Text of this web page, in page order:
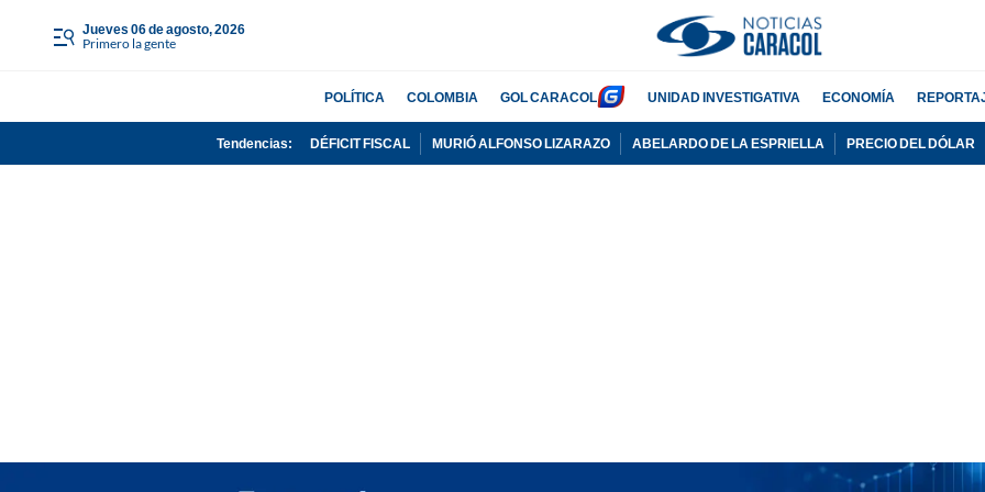
jueves 06 de agosto, 2026
Primero la gente
POLÍTICA COLOMBIA GOL CARACOL UNIDAD INVESTIGATIVA ECONOMÍA
Tendencias: DÉFICIT FISCAL MURIÓ ALFONSO LIZARAZO ABELARDO DE LA ESPRIELLA PRECIO DEL DÓLAR